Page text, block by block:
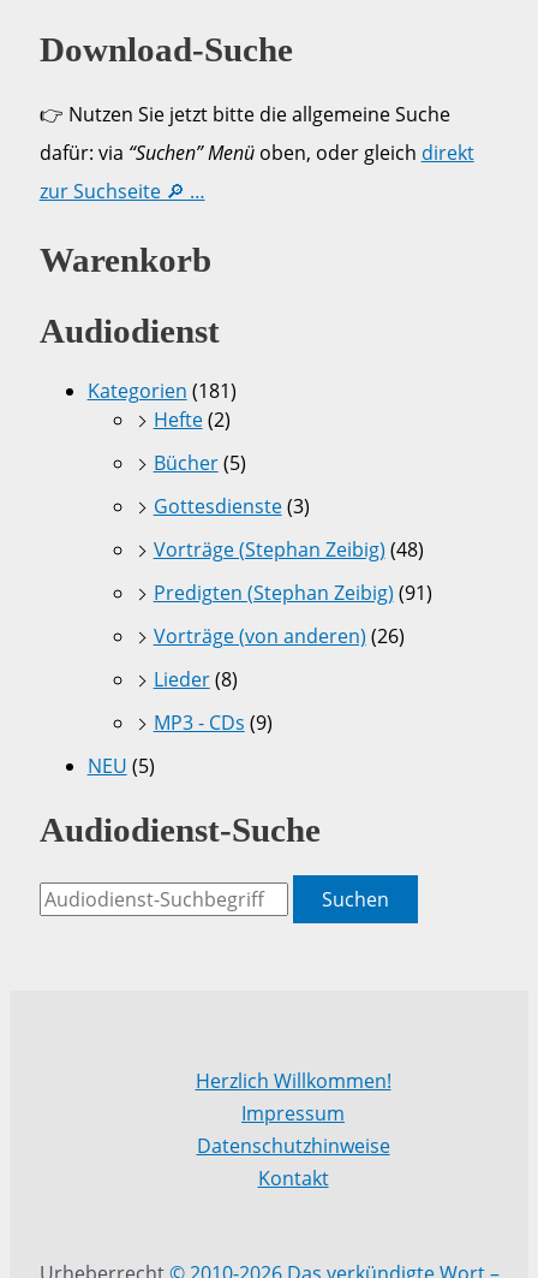
Download-Suche
👉 Nutzen Sie jetzt bitte die allgemeine Suche
dafür: via “Suchen” Menüoben, oder gleich direkt
zur Suchseite 🔎 …
Warenkorb
Audiodienst
Kategorien (181)
Hefte(2)
Bücher(5)
Gottesdienste(3)
Vorträge (Stephan Zeibig) (48)
Predigten (Stephan Zeibig) (91)
Vorträge (von anderen) (26)
Lieder(8)
MP3 - CDs (9)
NEU (5)
Audiodienst-Suche
Suchen
Herzlich Willkommen!
Impressum
Datenschutzhinweise
Kontakt